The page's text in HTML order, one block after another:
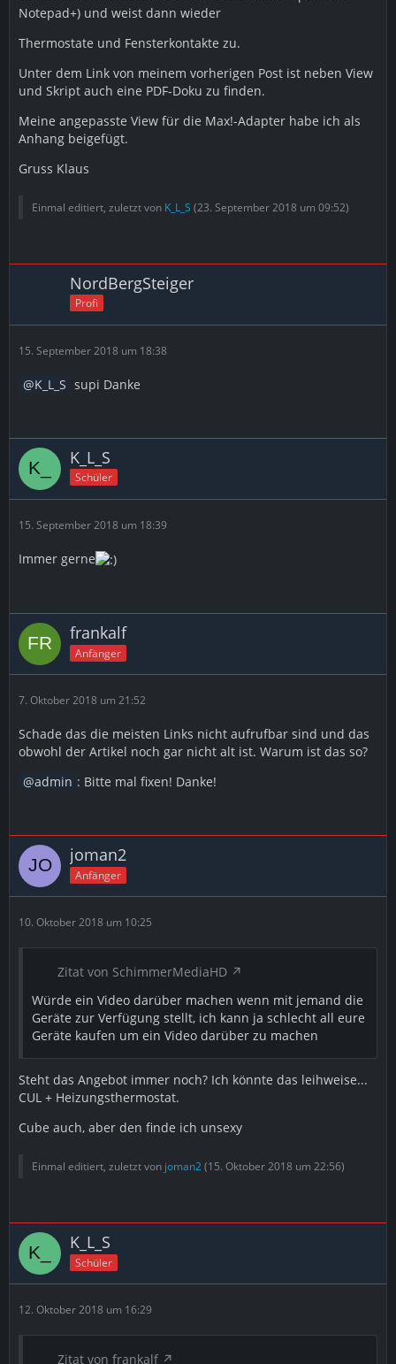
Notepad+) und weist dann wieder
Thermostate und Fensterkontakte zu.
Unter dem Link von meinem vorherigen Post ist neben View
und Skript auch eine PDF-Doku zu finden.
Meine angepasste View für die Max!-Adapter habe ich als
Anhang beigefügt.
Gruss Klaus
Einmal editiert, zuletzt von K_L_S (23. September 2018 um 09:52)
NordBergSteiger
Profi
15. September 2018 um 18:38
K_L_S supi Danke
K_L_S
Schüler
15. September 2018 um 18:39
Immer gerne
frankalf
Anfänger
7. Oktober 2018 um 21:52
Schade das die meisten Links nicht aufrufbar sind und das
obwohl der Artikel noch gar nicht alt ist. Warum ist das so?
admin : Bitte mal fixen! Danke!
joman2
Anfänger
10. Oktober 2018 um 10:25
Zitat von SchimmerMediaHD
Würde ein Video darüber machen wenn mit jemand die
Geräte zur Verfügung stellt, ich kann ja schlecht all eure
Geräte kaufen um ein Video darüber zu machen
Steht das Angebot immer noch? Ich könnte das leihweise...
CUL + Heizungsthermostat.
Cube auch, aber den finde ich unsexy
Einmal editiert, zuletzt von joman2(15. Oktober 2018 um 22:56)
K_L_S
Schüler
12. Oktober 2018 um 16:29
Zitat von frankalf